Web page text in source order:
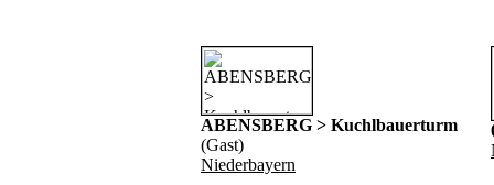
ABENSBERG > Kuchlbauerturm
(Gast)
Niederbayern